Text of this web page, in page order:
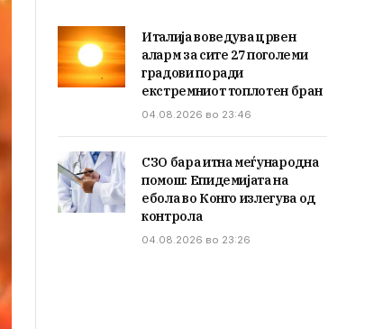
Италија воведува црвен
аларм за сите 27 поголеми
градови поради
екстремниот топлотен бран
04.08.2026 во 23:46
СЗО бара итна меѓународна
помош: Епидемијата на
ебола во Конго излегува од
контрола
04.08.2026 во 23:26